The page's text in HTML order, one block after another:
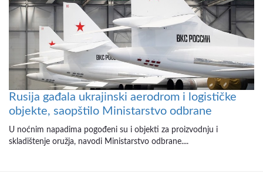
Rusija gađala ukrajinski aerodrom i logističke
objekte, saopštilo Ministarstvo odbrane
U noćnim napadima pogođeni su i objekti za proizvodnju i
skladištenje oružja, navodi Ministarstvo odbrane....